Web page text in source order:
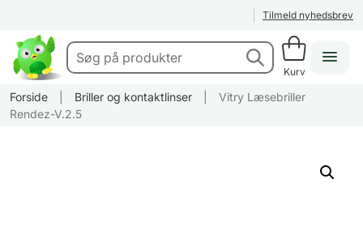
Tilmeld nyhedsbrev
Kurv
Forside Briller og kontaktlinser
Vitry Læsebriller
Rendez-V.2.5